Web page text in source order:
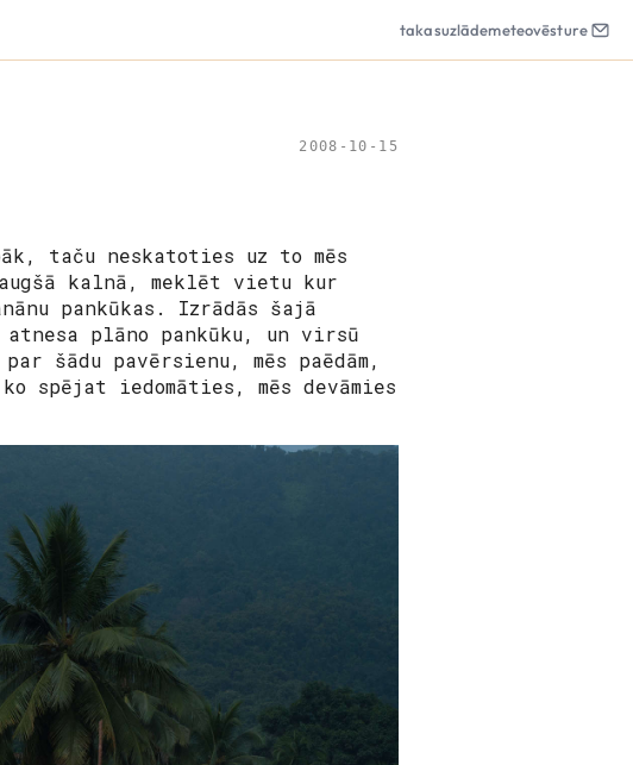
takasuzlādemeteovēsture
2008-10-15
taču neskatoties uz to mēs
augšā kalnā, meklēt vietu kur
pankūkas. Izrādās šajā
plāno pankūku, un virsū
šādu pavērsienu, mēs paēdām,
spējat iedomāties, mēs devāmies